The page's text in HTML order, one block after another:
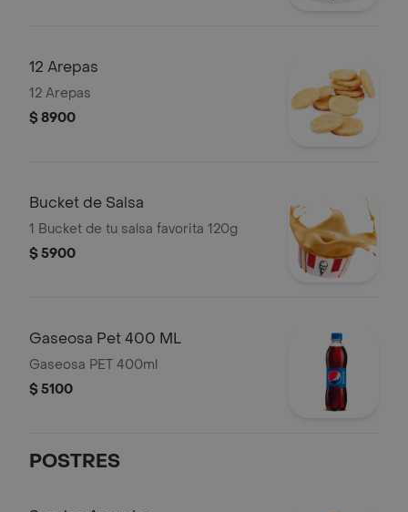
12 Arepas
12 Arepas
$ 8900
Bucket de Salsa
1 Bucket de tu salsa favorita 120g
$ 5900
Gaseosa Pet 400 ML
Gaseosa PET 400ml
$ 5100
POSTRES